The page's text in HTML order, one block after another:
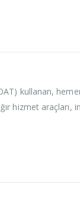
kullanan,
hizmet araçları,